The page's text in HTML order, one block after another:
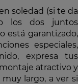
soledad (si te da
los dos juntos
está garantizado,
especiales,
expresa tus
atractivo y
largo, a ver si